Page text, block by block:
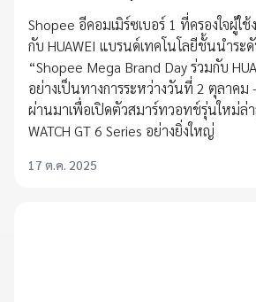
Shopee อีคอมเมิร์ซเบอร์ 1 ที่ครองใจผู้ใ
กับ HUAWEI แบรนด์เทคโนโลยีชั้นนำระ
“Shopee Mega Brand Day ร่วมกับ
อย่างเป็นทางการระหว่างวันที่ 2 ตุลาค
ผ่านมาเพื่อเปิดตัวสมาร์ทวอทช์รุ่นใหม่ล่า
WATCH GT 6 Series อย่างยิ่งใหญ่
17 ต.ค. 2025